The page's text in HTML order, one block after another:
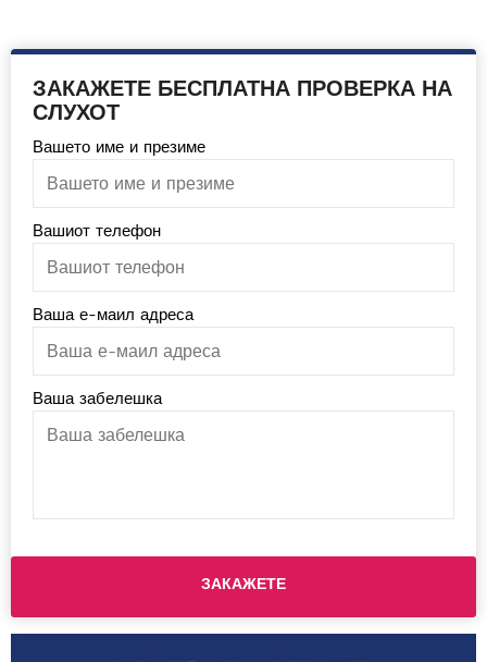
ЗАКАЖЕТЕ БЕСПЛАТНА ПРОВЕРКА НА
СЛУХОТ
Вашето име и презиме
Вашиот телефон
Ваша е-маил адреса
Ваша забелешка
Please leave this field empty.